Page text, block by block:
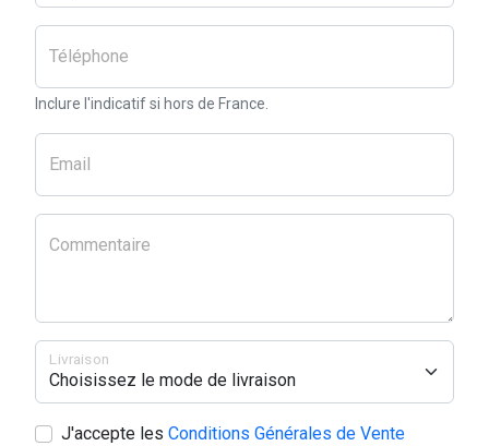
Téléphone
Inclure l'indicatif si hors de France.
Email
Commentaire
Livraison
J'accepte les Conditions Générales de Vente